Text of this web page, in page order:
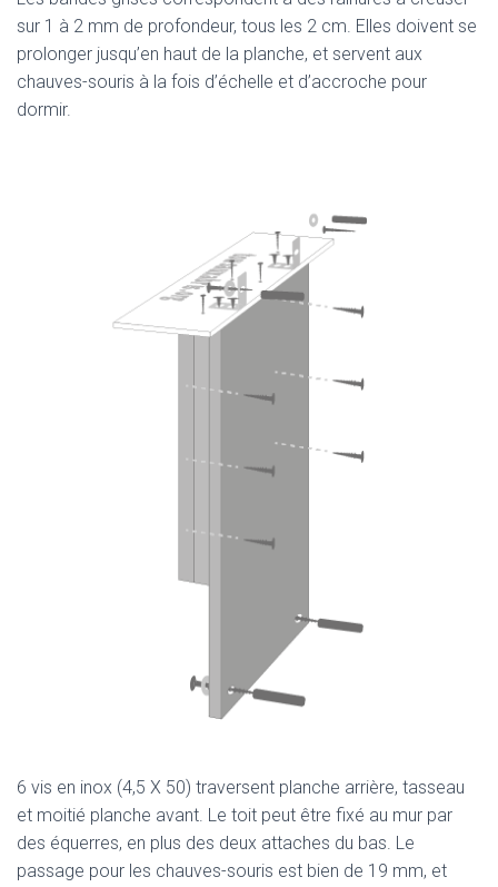
sur 1 à 2 mm de profondeur, tous les 2 cm. Elles doivent se
prolonger jusqu’en haut de la planche, et servent aux
chauves-souris à la fois d’échelle et d’accroche pour
dormir.
6 vis en inox (4,5 X 50) traversent planche arrière, tasseau
et moitié planche avant. Le toit peut être fixé au mur par
des équerres, en plus des deux attaches du bas. Le
passage pour les chauves-souris est bien de 19 mm, et